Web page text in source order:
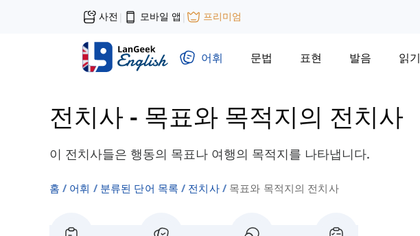
사전 | 모바일 앱 | 프리미엄
어휘 문법 표현 발음 읽기
전치사 - 목표와 목적지의 전치사
이 전치사들은 행동의 목표나 여행의 목적지를 나타냅니다.
홈 어휘 분류된 단어 목록 전치사 목표와 목적지의 전치사